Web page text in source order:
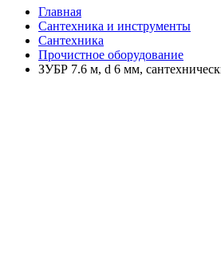
Главная
Cантехника и инструменты
Сантехника
Прочистное оборудование
ЗУБР 7.6 м, d 6 мм,